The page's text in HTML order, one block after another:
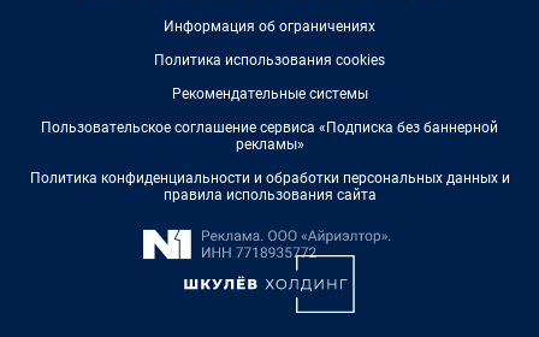
Информация об ограничениях
Политика использования cookies
Рекомендательные системы
Пользовательское соглашение сервиса «Подписка без баннерной
рекламы»
Политика конфиденциальности и обработки персональных данных и
правила использования сайта